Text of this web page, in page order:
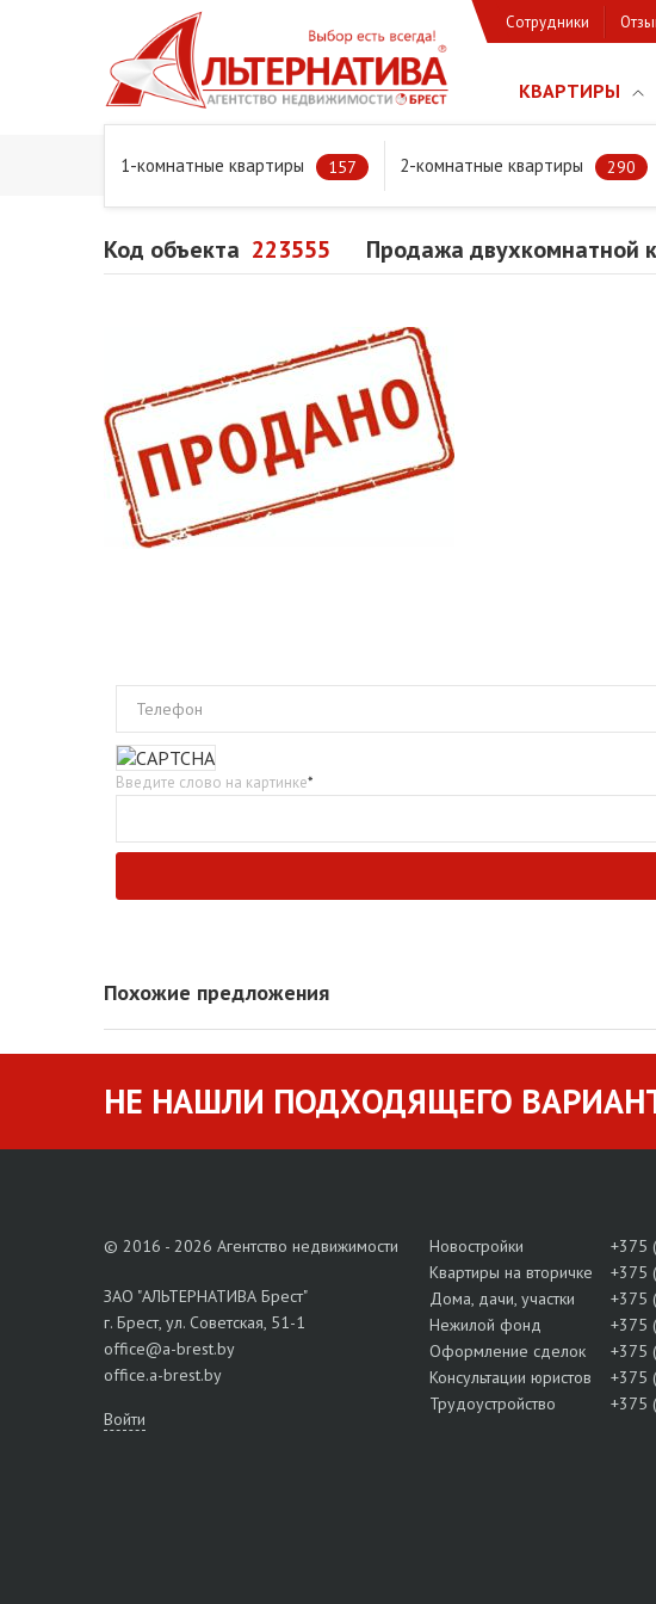
Сотрудники
КВАРТИРЫ
1-комнатные квартиры 157 2-комнатные квартиры 290
Главная Предложения Квартиры Продажа двухкомнатной
Код объекта 223555 Продажа двухкомнатной
Телефон
Введите слово на картинке*
Похожие предложения
НЕ НАШЛИ ПОДХОДЯЩЕГО
© 2016 - 2026 Агентство недвижимости
ЗАО "АЛЬТЕРНАТИВА Брест"
г. Брест, ул. Советская, 51-1
office@a-brest.by
office.a-brest.by
Войти
Новостройки
+375
Квартиры на вторичке
+375
Дома, дачи, участки
+375
Нежилой фонд
+375
Оформление сделок
+375
Консультации юристов
+375
Трудоустройство
+375